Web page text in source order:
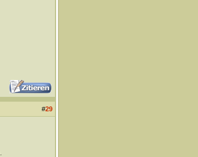
#29